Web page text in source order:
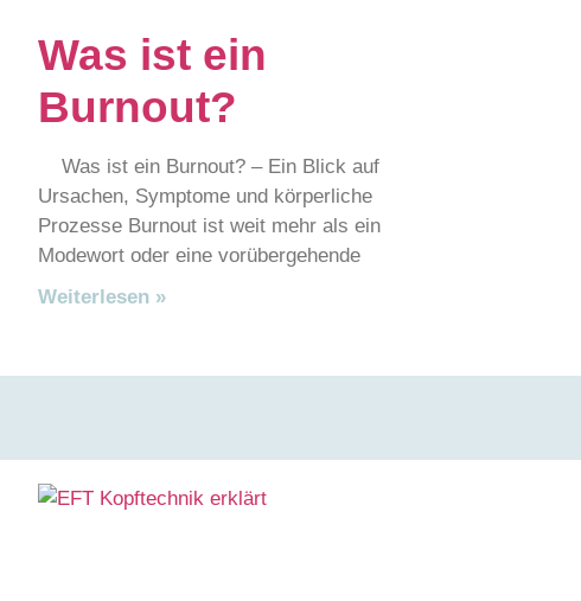
Was ist ein
Burnout?
Was ist ein Burnout? – Ein Blick auf
Ursachen, Symptome und körperliche
Prozesse Burnout ist weit mehr als ein
Modewort oder eine vorübergehende
Weiterlesen »